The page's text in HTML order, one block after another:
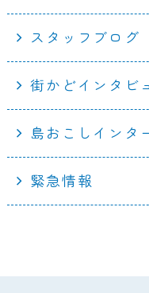
スタッフブログ
街かどインタビ
島おこしインタ
緊急情報